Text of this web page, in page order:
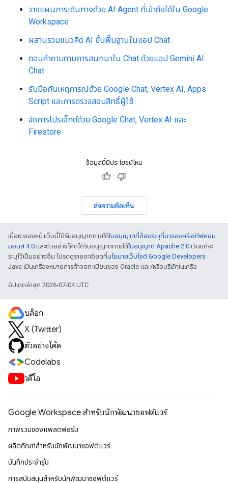
วางแผนการเดินทางด้วย AI Agent ที่เข้าถึงได้ใน Google
Workspace
ผสานรวมแนวคิด AI ขั้นพื้นฐานในแอป Chat
ตอบคำถามตามการสนทนาใน Chat ด้วยแอป Gemini AI
Chat
รับมือกับเหตุการณ์ด้วย Google Chat, Vertex AI, Apps
Script และการตรวจสอบสิทธิ์ผู้ใช้
จัดการโปรเจ็กต์ด้วย Google Chat, Vertex AI และ
Firestore
ข้อมูลนี้มีประโยชน์ไหม
ส่งความคิดเห็น
เนื้อหาของหน้าเว็บนี้ได้รับอนุญาตภายใต้ใบอนุญาตที่ต้องระบุที่มาของครีเอทีฟคอม
มอนส์ 4.0 และตัวอย่างโค้ดได้รับอนุญาตภายใต้ใบอนุญาต Apache 2.0 เว้นแต่จะ
ระบุไว้เป็นอย่างอื่น โปรดดูรายละเอียดที่นโยบายเว็บไซต์ Google Developers
Java เป็นเครื่องหมายการค้าจดทะเบียนของ Oracle และ/หรือบริษัทในเครือ
อัปเดตล่าสุด 2026-07-04 UTC
บล็อก
X (Twitter)
ตัวอย่างโค้ด
Codelabs
วิดีโอ
Google Workspace สําหรับนักพัฒนาซอฟต์แวร์
ภาพรวมของแพลตฟอร์ม
ผลิตภัณฑ์สําหรับนักพัฒนาซอฟต์แวร์
บันทึกประจำรุ่น
การสนับสนุนสำหรับนักพัฒนาซอฟต์แวร์